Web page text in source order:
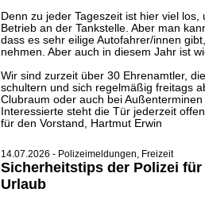
Denn zu jeder Tageszeit ist hier viel
Betrieb an der Tankstelle. Aber man
dass es sehr eilige Autofahrer/innen
nehmen. Aber auch in diesem Jahr ist
Wir sind zurzeit über 30 Ehrenamtler,
schultern und sich regelmäßig freitags
Clubraum oder auch bei
Interessierte steht die Tür jederzeit
für den Vorstand, Hartmut Erwin
14.07.2026 - Polizeimeldungen, Freizeit
Sicherheitstips der Polizei
Urlaub